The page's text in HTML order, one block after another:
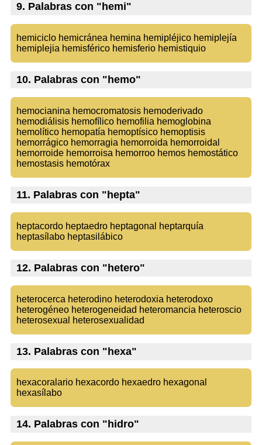
9. Palabras con "hemi"
hemiciclo hemicránea hemina hemipléjico hemiplejía
hemiplejia hemisférico hemisferio hemistiquio
10. Palabras con "hemo"
hemocianina hemocromatosis hemoderivado
hemodiálisis hemofílico hemofilia hemoglobina
hemolítico hemopatía hemoptísico hemoptisis
hemorrágico hemorragia hemorroida hemorroidal
hemorroide hemorroisa hemorroo hemos hemostático
hemostasis hemotórax
11. Palabras con "hepta"
heptacordo heptaedro heptagonal heptarquía
heptasílabo heptasilábico
12. Palabras con "hetero"
heterocerca heterodino heterodoxia heterodoxo
heterogéneo heterogeneidad heteromancia heteroscio
heterosexual heterosexualidad
13. Palabras con "hexa"
hexacoralario hexacordo hexaedro hexagonal
hexasílabo
14. Palabras con "hidro"